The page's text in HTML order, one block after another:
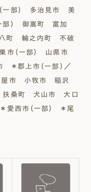
部） 多治見市 美
部） 御嵩町 富加
町 輪之内町 不破
市（一部） 山県市
＊郡上市（一部）／
屋市 小牧市 稲沢
桑町 犬山市 大口
西市（一部） ＊尾